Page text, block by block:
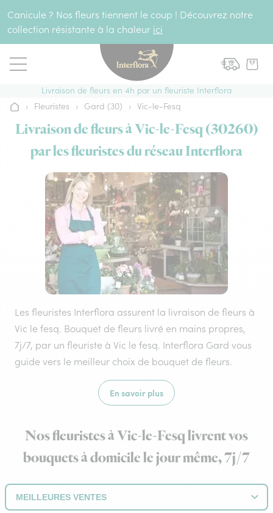
Canicule ? Nos fleurs tiennent le coup ! Découvrez notre
collection résistante à la chaleur ici
Livraison de fleurs en 4h par un fleuriste Interflora
Accueil
› Fleuristes › Gard (30) › Vic-le-Fesq
Livraison de fleurs à Vic-le-Fesq (30260)
par les fleuristes du réseau Interflora
Les fleuristes Interflora assurent la livraison de fleurs à
Vic le fesq. Bouquet de fleurs livré en mains propres,
7j/7, par un fleuriste à Vic le fesq. Interflora Gard vous
guide vers le meilleur choix de bouquet de fleurs.
En savoir plus
Nos fleuristes à Vic-le-Fesq livrent vos
bouquets à domicile le jour même, 7j/7